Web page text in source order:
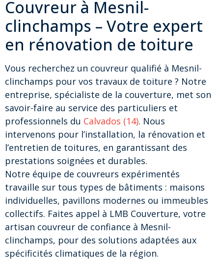
Couvreur à Mesnil-
clinchamps – Votre expert
en rénovation de toiture
Vous recherchez un couvreur qualifié à Mesnil-
clinchamps pour vos travaux de toiture ? Notre
entreprise, spécialiste de la couverture, met son
savoir-faire au service des particuliers et
professionnels du Calvados (14). Nous
intervenons pour l’installation, la rénovation et
l’entretien de toitures, en garantissant des
prestations soignées et durables.
Notre équipe de couvreurs expérimentés
travaille sur tous types de bâtiments : maisons
individuelles, pavillons modernes ou immeubles
collectifs. Faites appel à LMB Couverture, votre
artisan couvreur de confiance à Mesnil-
clinchamps, pour des solutions adaptées aux
spécificités climatiques de la région.